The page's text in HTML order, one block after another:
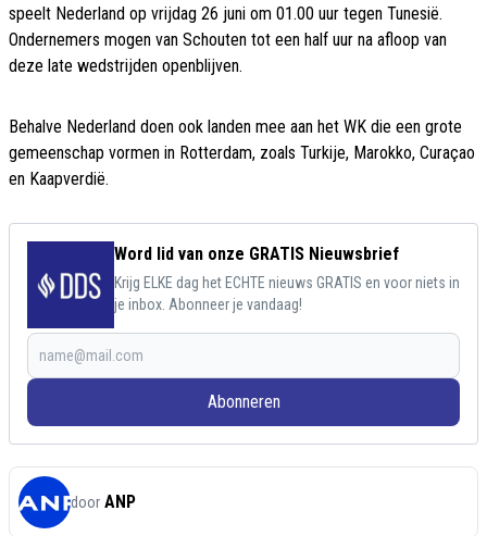
speelt Nederland op vrijdag 26 juni om 01.00 uur tegen Tunesië.
Ondernemers mogen van Schouten tot een half uur na afloop van
deze late wedstrijden openblijven.
Behalve Nederland doen ook landen mee aan het WK die een grote
gemeenschap vormen in Rotterdam, zoals Turkije, Marokko, Curaçao
en Kaapverdië.
Word lid van onze GRATIS Nieuwsbrief
Krijg ELKE dag het ECHTE nieuws GRATIS en voor niets in
je inbox. Abonneer je vandaag!
Abonneren
door ANP